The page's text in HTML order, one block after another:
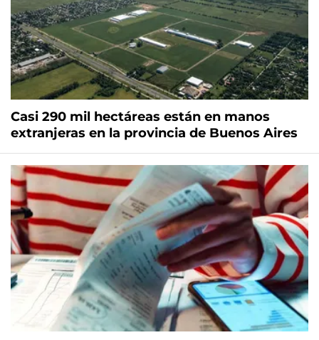
Casi 290 mil hectáreas están en manos
extranjeras en la provincia de Buenos Aires